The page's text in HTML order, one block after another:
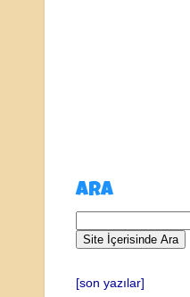
ARA
[son yazılar]